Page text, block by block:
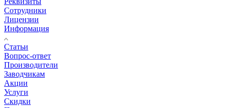
Сотрудники
Лицензии
Информация
Статьи
Вопрос-ответ
Производители
Заводчикам
Акции
Услуги
Скидки